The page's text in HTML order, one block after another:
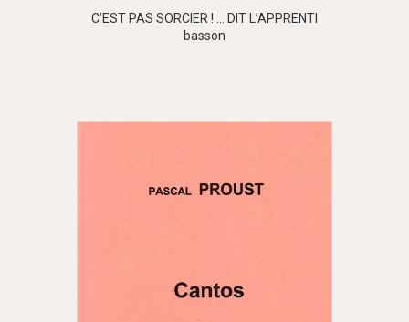
C’EST PAS SORCIER ! … DIT L’APPRENTI
basson